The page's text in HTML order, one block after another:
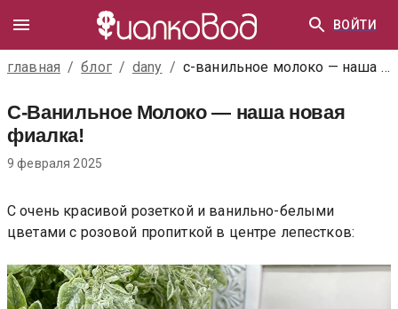
ВОЙТИ
главная / блог / dany / с-ванильное молоко — наша новая фиалка!
С-Ванильное Молоко — наша новая
фиалка!
9 февраля 2025
С очень красивой розеткой и ванильно-белыми
цветами с розовой пропиткой в центре лепестков: